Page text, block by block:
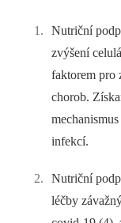
Nutriční
zvýšení
faktorem pro
chorob.
infekcí.
Nutriční
léčby